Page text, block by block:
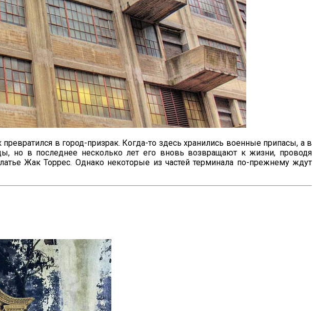
в город-призрак. Когда-то здесь хранились военные припасы, а в
но в последнее несколько лет его вновь возвращают к жизни, проводя
Жак Торрес. Однако некоторые из частей терминала по-прежнему ждут